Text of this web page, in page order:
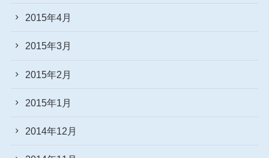
2015年4月
2015年3月
2015年2月
2015年1月
2014年12月